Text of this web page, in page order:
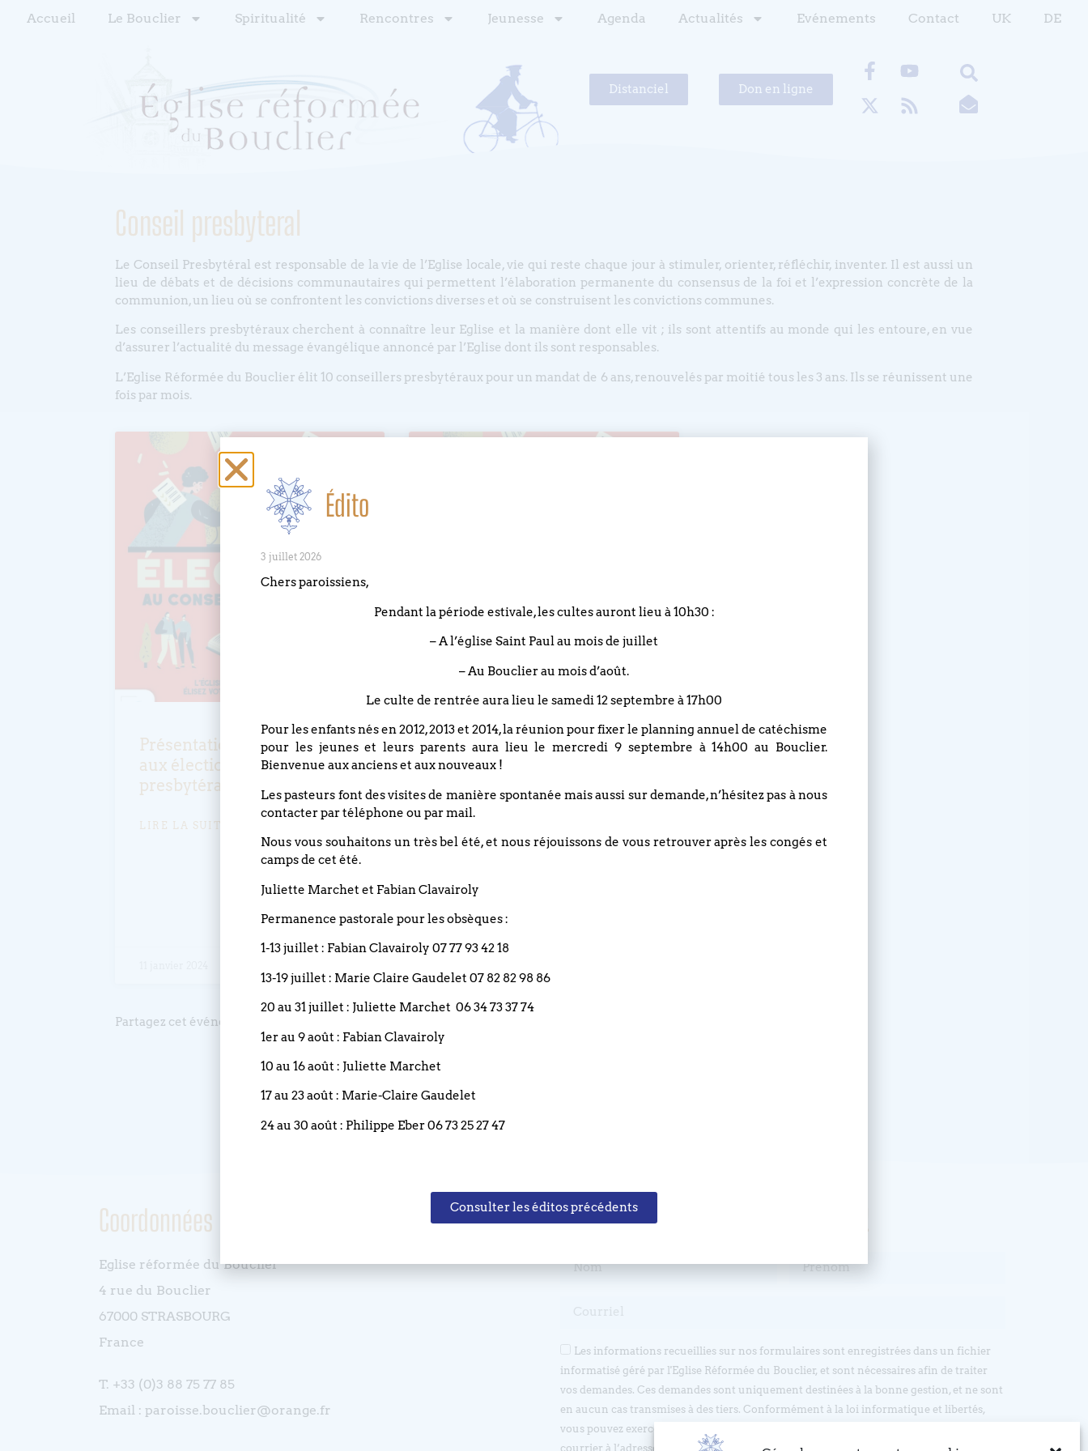
Accueil Le Bouclier Spiritualité Rencontres Jeunesse Agenda Actualités Evénements Contact UK DE
Distanciel Don en ligne
Conseil presbyteral
Le Conseil Presbytéral est responsable de la vie de l’Eglise locale, vie qui reste chaque jour à stimuler, orienter, réfléchir, inventer. Il est aussi un
lieu de débats et de décisions communautaires qui permettent l’élaboration permanente du consensus de la foi et l’expression concrète de la
communion, un lieu où se confrontent les convictions diverses et où se construisent les convictions communes.
Les conseillers presbytéraux cherchent à connaître leur Eglise et la manière dont elle vit ; ils sont attentifs au monde qui les entoure, en vue
d’assurer l’actualité du message évangélique annoncé par l’Eglise dont ils sont responsables.
L’Eglise Réformée du Bouclier élit 10 conseillers presbytéraux pour un mandat de 6 ans, renouvelés par moitié tous les 3 ans. Ils se réunissent une
fois par mois.
Présentation des candidats
aux élections du conseil
presbytéral
LIRE LA SUITE »
Élections des conseillers
presbytéraux février 2024
L’année 2024 est une année
Presbytéral. Tous les 3 ans, nous
Conseil composé au total de 10
LIRE LA SUITE »
Partagez cet événement
Coordonnées
Eglise réformée du Bouclier
4 rue du Bouclier
67000 STRASBOURG
France
T. +33 (0)3 88 75 77 85
Email : paroisse.bouclier@orange.fr
Restez informé(e), abonnez-vous !
Les informations recueillies sur nos formulaires sont enregistrées dans un fichier
informatisé géré par l'Eglise Réformée du Bouclier, et sont nécessaires afin de traiter
vos demandes. Ces demandes sont uniquement destinées à la bonne gestion, et ne sont
en aucun cas transmises à des tiers. Conformément à la loi informatique et libertés,
vous pouvez exercer votre droit d’accès, d’opposition et de rectification, en écrivant par
courrier à l’adresse suivante : EGLISE REFORMEE DU BOUCLIER, 4 rue du Bouclier,
Édito
3 juillet 2026
Chers paroissiens,
Pendant la période estivale, les cultes auront lieu à 10h30 :
– A l’église Saint Paul au mois de juillet
– Au Bouclier au mois d’août.
Le culte de rentrée aura lieu le samedi 12 septembre à 17h00
Pour les enfants nés en 2012, 2013 et 2014, la réunion pour fixer le planning annuel de catéchisme
pour les jeunes et leurs parents aura lieu le mercredi 9 septembre à 14h00 au Bouclier.
Bienvenue aux anciens et aux nouveaux !
Les pasteurs font des visites de manière spontanée mais aussi sur demande, n’hésitez pas à nous
contacter par téléphone ou par mail.
Nous vous souhaitons un très bel été, et nous réjouissons de vous retrouver après les congés et
camps de cet été.
Juliette Marchet et Fabian Clavairoly
Permanence pastorale pour les obsèques :
1-13 juillet : Fabian Clavairoly 07 77 93 42 18
13-19 juillet : Marie Claire Gaudelet 07 82 82 98 86
20 au 31 juillet : Juliette Marchet 06 34 73 37 74
1er au 9 août : Fabian Clavairoly
10 au 16 août : Juliette Marchet
17 au 23 août : Marie-Claire Gaudelet
24 au 30 août : Philippe Eber 06 73 25 27 47
Consulter les éditos précédents